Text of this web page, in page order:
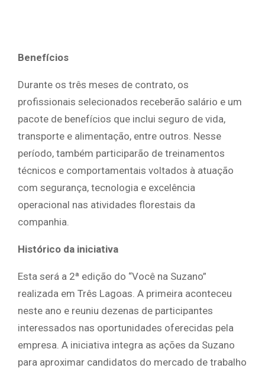
Benefícios
Durante os três meses de contrato, os
profissionais selecionados receberão salário e um
pacote de benefícios que inclui seguro de vida,
transporte e alimentação, entre outros. Nesse
período, também participarão de treinamentos
técnicos e comportamentais voltados à atuação
com segurança, tecnologia e excelência
operacional nas atividades florestais da
companhia.
Histórico da iniciativa
Esta será a 2ª edição do “Você na Suzano”
realizada em Três Lagoas. A primeira aconteceu
neste ano e reuniu dezenas de participantes
interessados nas oportunidades oferecidas pela
empresa. A iniciativa integra as ações da Suzano
para aproximar candidatos do mercado de trabalho